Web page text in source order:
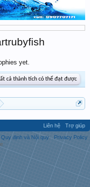
yet.
cả thành tích có thể đạt được
Liên hệ
Trợ giúp
Quy định và Nội quy
Privacy Policy